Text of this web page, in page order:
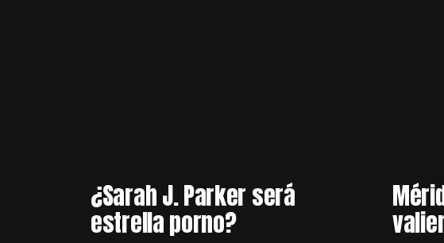
¿Sarah J. Parker será
estrella porno?